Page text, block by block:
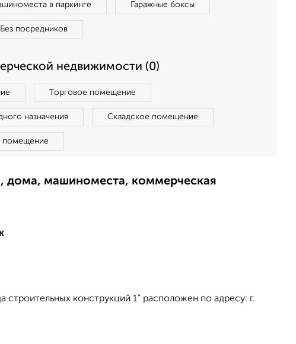
в паркинге Гаражные боксы
Без посредников
недвижимости (0)
Торговое помещение
назначения Складское помещение
помещение
дома, машиноместа, коммерческая
конструкций 1" расположен по адресу: г.